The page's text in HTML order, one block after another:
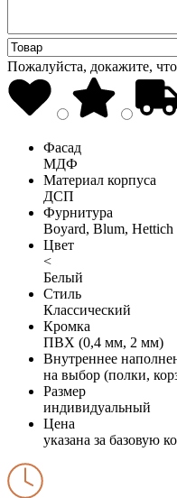
Пожалуйста, докажите,
Фасад
МДФ
Материал корпуса
ДСП
Фурнитура
Boyard, Blum, Hettich
Цвет
<
Белый
Стиль
Классический
Кромка
ПВХ (0,4 мм, 2 мм)
Внутреннее
на выбор (полки,
Размер
индивидуальный
Цена
указана за базовую